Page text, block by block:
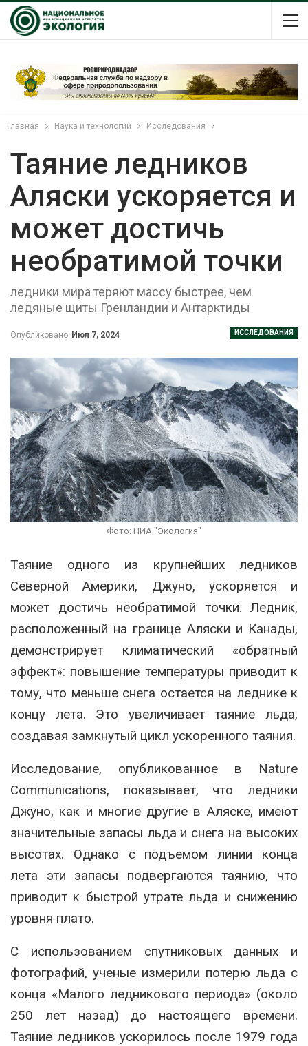
Главная Наука и технологии Исследования
Таяние ледников
Аляски ускоряется и
может достичь
необратимой точки
ледники мира теряют массу быстрее, чем
ледяные щиты Гренландии и Антарктиды
ИССЛЕДОВАНИЯ
Опубликовано Июл 7, 2024
Фото: НИА "Экология"
Таяние одного из крупнейших ледников
Северной Америки, Джуно, ускоряется и
может достичь необратимой точки. Ледник,
расположенный на границе Аляски и Канады,
демонстрирует климатический «обратный
эффект»: повышение температуры приводит к
тому, что меньше снега остается на леднике к
концу лета. Это увеличивает таяние льда,
создавая замкнутый цикл ускоренного таяния.
Исследование, опубликованное в Nature
Communications, показывает, что ледники
Джуно, как и многие другие в Аляске, имеют
значительные запасы льда и снега на высоких
высотах. Однако с подъемом линии конца
лета эти запасы подвергаются таянию, что
приводит к быстрой утрате льда и снижению
уровня плато.
С использованием спутниковых данных и
фотографий, ученые измерили потерю льда с
конца «Малого ледникового периода» (около
250 лет назад) до настоящего времени.
Таяние ледников ускорилось после 1979 года